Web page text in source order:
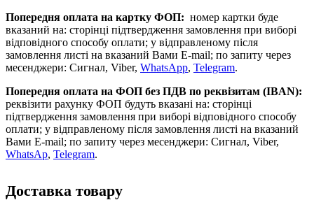
Попередня оплата на картку ФОП: номер картки буде
вказаний на: сторінці підтвердження замовлення при виборі
відповідного способу оплати; у відправленому після
замовлення листі на вказаний Вами E-mail; по запиту через
месенджери: Сигнал, Viber, WhatsApp, Telegram.
Попередня оплата на ФОП без ПДВ по реквізитам (IBAN):
реквізити рахунку ФОП будуть вказані на: сторінці
підтвердження замовлення при виборі відповідного способу
оплати; у відправленому після замовлення листі на вказаний
Вами E-mail; по запиту через месенджери: Сигнал, Viber,
WhatsAp, Telegram.
Доставка товару